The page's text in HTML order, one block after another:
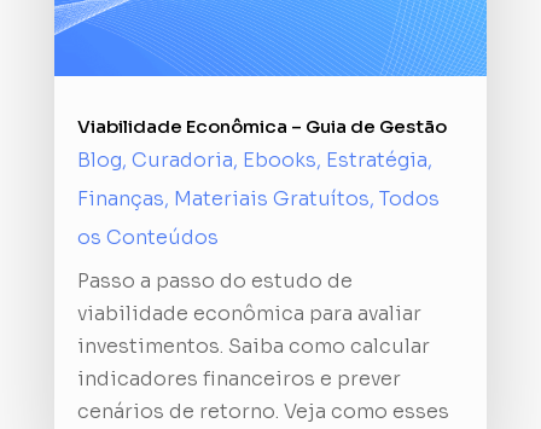
Viabilidade Econômica – Guia de Gestão
Blog, Curadoria, Ebooks, Estratégia,
Finanças, Materiais Gratuítos, Todos
os Conteúdos
Passo a passo do estudo de
viabilidade econômica para avaliar
investimentos. Saiba como calcular
indicadores financeiros e prever
cenários de retorno. Veja como esses